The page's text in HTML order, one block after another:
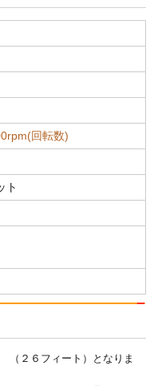
回転数)
ト
２６フィート）となりま